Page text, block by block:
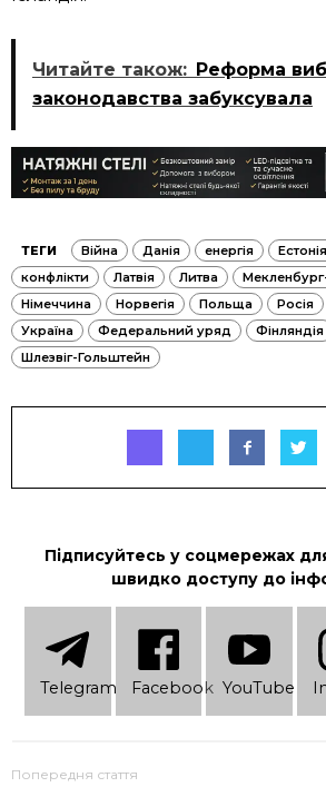
Читайте також: Реформа
законодавства забуксувала
ТЕГИ Війна Данія енергія Естонія
конфлікти
Латвія Литва
Німеччина
Норвегія Польща Росія
Україна
Федеральний уряд Фінляндія
Шлезвіг-Гольштейн
Підписуйтесь у соцмережах
швидко доступу до
Telеgram Facebook YouTube
Попередня стаття